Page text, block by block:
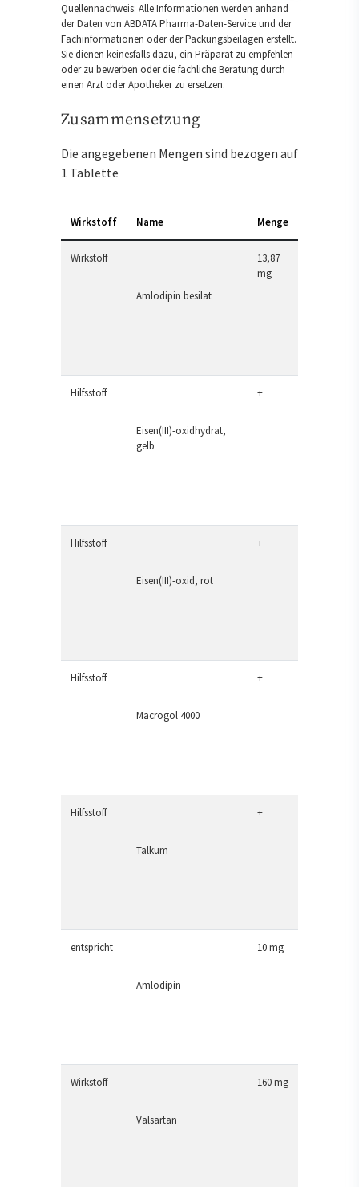
Quellennachweis: Alle Informationen werden anhand
der Daten von ABDATA Pharma-Daten-Service und der
Fachinformationen oder der Packungsbeilagen erstellt.
Sie dienen keinesfalls dazu, ein Präparat zu empfehlen
oder zu bewerben oder die fachliche Beratung durch
einen Arzt oder Apotheker zu ersetzen.
Zusammensetzung
Die angegebenen Mengen sind bezogen auf
1 Tablette
Wirkstoff Name Menge
Wirkstoff
Amlodipin besilat
13,87
mg
Hilfsstoff
Eisen(III)-oxidhydrat,
gelb
+
Hilfsstoff
Eisen(III)-oxid, rot
+
Hilfsstoff
Macrogol 4000
+
Hilfsstoff
Talkum
+
entspricht
Amlodipin
10 mg
Wirkstoff
Valsartan
160 mg